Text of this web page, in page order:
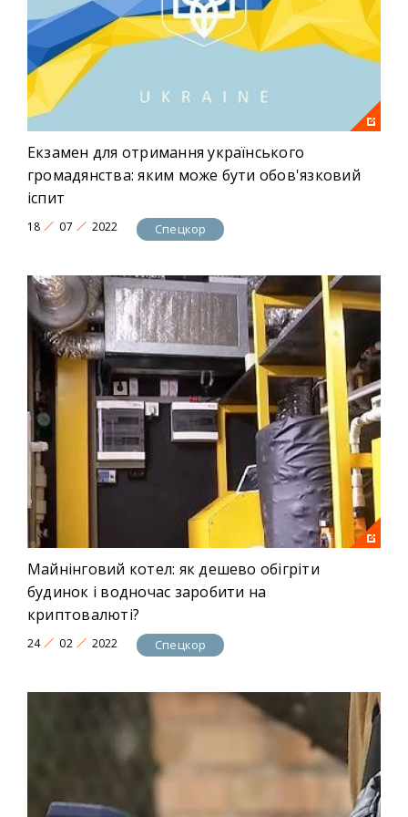
Екзамен для отримання українського
громадянства: яким може бути обов'язковий
іспит
18 07 2022 Спецкор
Майнінговий котел: як дешево обігріти
будинок і водночас заробити на
криптовалюті?
24 02 2022 Спецкор